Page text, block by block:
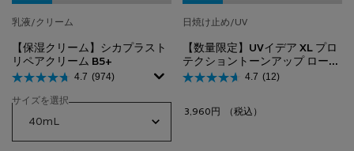
乳液/クリーム
【保湿クリーム】シカプラスト
リペアクリーム B5+​
4.7 (974)
サイズを選択
日焼け止め/UV
【数量限定】UVイデア XL プロ
テクショントーンアップ ローズ
＋ 美容液2点＆クリーム 付き
4.7 (12)
3,960円 （税込）